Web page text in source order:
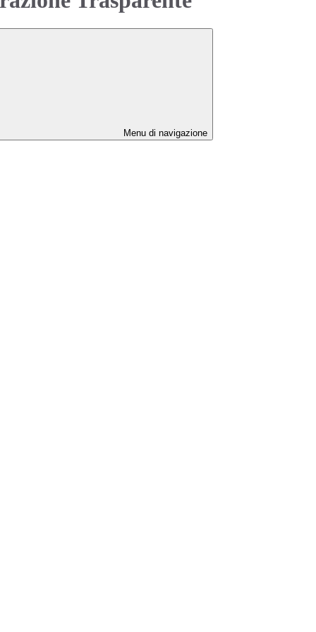
Menu di navigazione